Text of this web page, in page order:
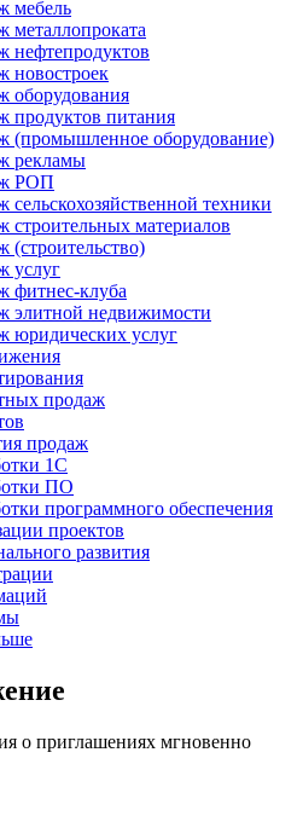
мебель
металлопроката
нефтепродуктов
новостроек
оборудования
продуктов питания
(промышленное оборудование)
рекламы
РОП
сельскохозяйственной техники
строительных материалов
(строительство)
услуг
фитнес-клуба
элитной недвижимости
юридических услуг
продаж
продаж
1С
ПО
программного обеспечения
проектов
развития
о приглашениях мгновенно